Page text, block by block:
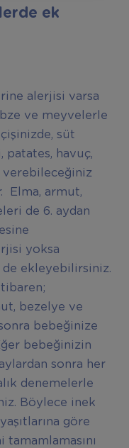
ek
alerjisi varsa
ve meyvelerle
süt
havuç,
verebileceğiniz
Elma, armut,
de 6. aydan
yoksa
ekleyebilirsiniz.
bezelye ve
bebeğinize
bebeğinizin
sonra her
denemelerle
Böylece inek
göre
tamamlamasını